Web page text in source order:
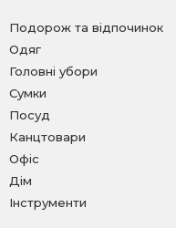
Подорож та відпочинок
Одяг
Головні убори
Сумки
Посуд
Канцтовари
Офіс
Дім
Інструменти